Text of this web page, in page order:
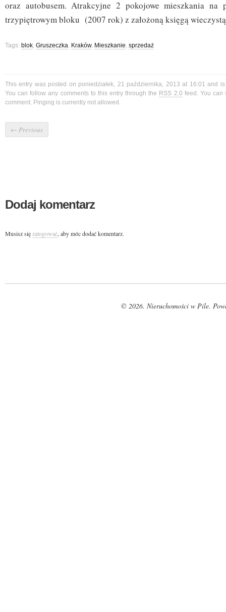
oraz autobusem. Atrakcyjne 2 pokojowe mieszkania na
trzypiętrowym bloku (2007 rok) z założoną księgą
Tags: blok, Gruszeczka, Kraków, Mieszkanie, sprzedaż
This entry was posted on poniedziałek, 21 października, 2013 at 16:01 and
You can follow any comments to this entry through the RSS 2.0 feed. You can
comment. Pinging is currently not allowed.
← Previous
Dodaj komentarz
Musisz sięzalogować, aby móc dodać komentarz.
© 2026. Nieruchomości w Pile.